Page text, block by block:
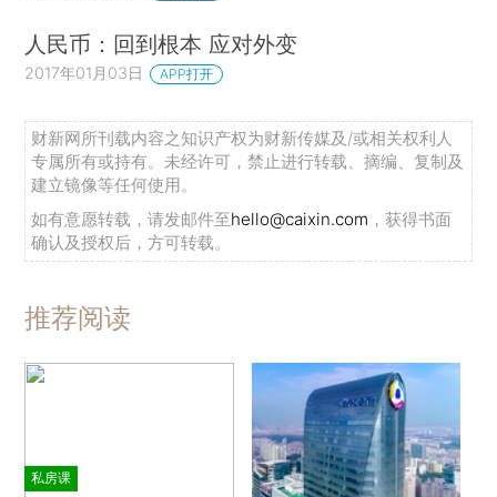
人民币：回到根本 应对外变
2017年01月03日 APP打开
财新网所刊载内容之知识产权为财新传媒及/或相关权利人
专属所有或持有。未经许可，禁止进行转载、摘编、复制及
建立镜像等任何使用。
如有意愿转载，请发邮件至hello@caixin.com ，获得书面
确认及授权后，方可转载。
推荐阅读
私房课